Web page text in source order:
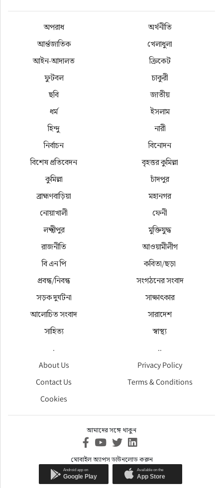
অপরাধ
অর্থনীতি
আর্ন্তজাতিক
খেলাধুলা
আইন-আদালত
ক্রিকেট
ফুটবল
চাকুরী
ছবি
জাতীয়
ধর্ম
ইসলাম
হিন্দু
নারী
নির্বাচন
বিনোদন
বিশেষ প্রতিবেদন
বৃহত্তর কুমিল্লা
কুমিল্লা
চাঁদপুর
ব্রাহ্মণবাড়িয়া
মহানগর
নোয়াখালী
ফেনী
লক্ষ্মীপুর
মুক্তিযুদ্ধ
রাজনীতি
আওয়ামীলীগ
বি এন পি
কবিতা/ছড়া
প্রবন্ধ/নিবন্ধ
সংগঠনের সংবাদ
সড়ক দুর্ঘটনা
সাক্ষাৎকার
আলোচিত সংবাদ
সারাদেশ
সাহিত্য
স্বাস্থ্য
.
..
About Us
Privacy Policy
Contact Us
Terms & Conditions
Cookies
আমাদের সঙ্গে থাকুন
মোবাইল অ্যাপস ডাউনলোড করুন